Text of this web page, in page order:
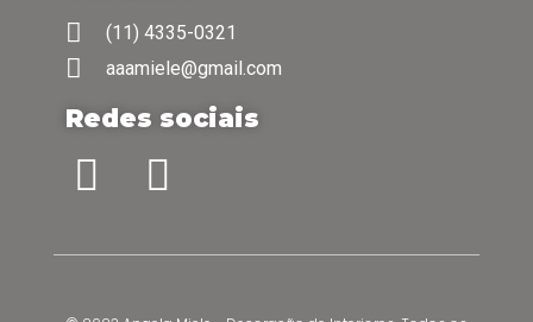
(11) 4335-0321
aaamiele@gmail.com
Redes sociais